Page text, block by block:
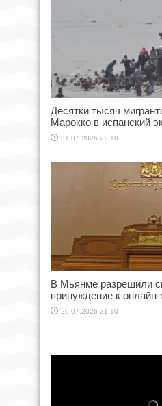
Десятки тысяч
Марокко в испанский
31.07.2026 22:10
В Мьянме разрешили
принуждение к
29.07.2026 21:10